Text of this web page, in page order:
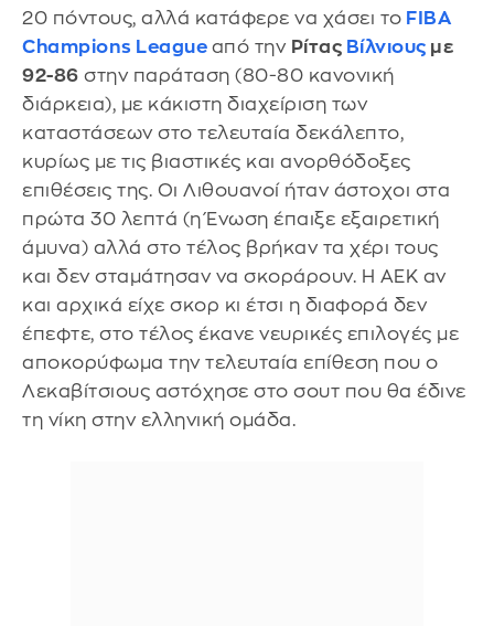
20 πόντους, αλλά κατάφερε να χάσει το FIBA
Champions League από την Ρίτας Βίλνιους με
92-86 στην παράταση (80-80 κανονική
διάρκεια), με κάκιστη διαχείριση των
καταστάσεων στο τελευταία δεκάλεπτο,
κυρίως με τις βιαστικές και ανορθόδοξες
επιθέσεις της. Οι Λιθουανοί ήταν άστοχοι στα
πρώτα 30 λεπτά (η Ένωση έπαιξε εξαιρετική
άμυνα) αλλά στο τέλος βρήκαν τα χέρι τους
και δεν σταμάτησαν να σκοράρουν. Η ΑΕΚ αν
και αρχικά είχε σκορ κι έτσι η διαφορά δεν
έπεφτε, στο τέλος έκανε νευρικές επιλογές με
αποκορύφωμα την τελευταία επίθεση που ο
Λεκαβίτσιους αστόχησε στο σουτ που θα έδινε
τη νίκη στην ελληνική ομάδα.